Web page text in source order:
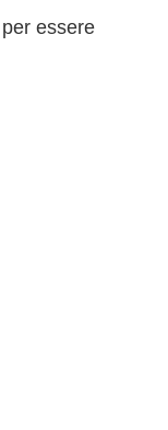
essere